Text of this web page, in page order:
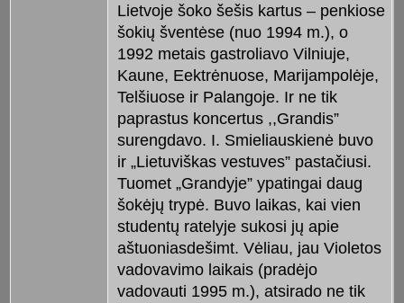
Lietvoje šoko šešis kartus – penkiose
šokių šventėse (nuo 1994 m.), o
1992 metais gastroliavo Vilniuje,
Kaune, Eektrėnuose, Marijampolėje,
Telšiuose ir Palangoje. Ir ne tik
paprastus koncertus ,,Grandis”
surengdavo. I. Smieliauskienė buvo
ir „Lietuviškas vestuves” pastačiusi.
Tuomet „Grandyje” ypatingai daug
šokėjų trypė. Buvo laikas, kai vien
studentų ratelyje sukosi jų apie
aštuoniasdešimt. Vėliau, jau Violetos
vadovavimo laikais (pradėjo
vadovauti 1995 m.), atsirado ne tik